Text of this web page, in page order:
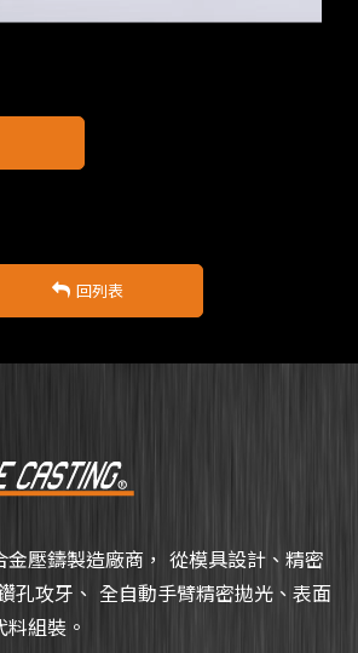
回列表
金壓鑄製造廠商， 從模具設計、精密
孔攻牙、 全自動手臂精密拋光、表面
組裝。